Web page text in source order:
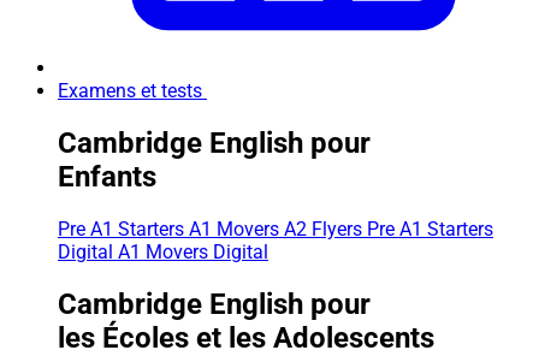
Examens et tests
Cambridge English pour
Enfants
Pre A1 Starters A1 Movers A2 Flyers Pre A1 Starters
Digital A1 Movers Digital
Cambridge English pour
les Écoles et les Adolescents